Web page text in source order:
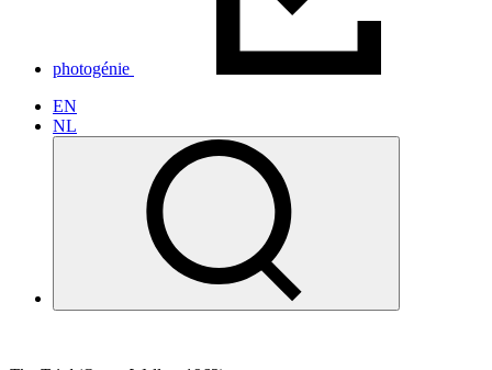
photogénie
EN
NL